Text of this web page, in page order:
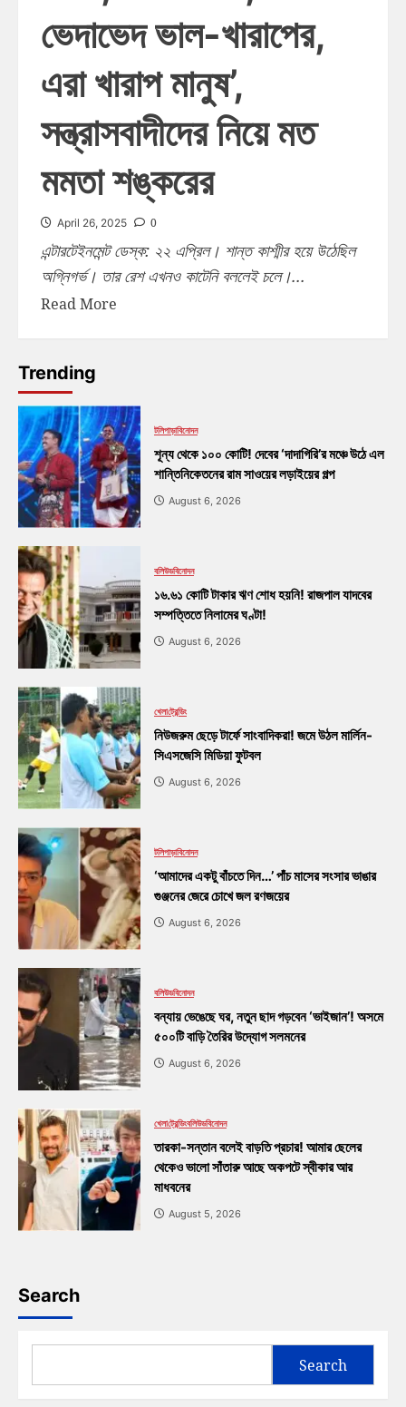
ভেদাভেদ ভাল-খারাপের,
এরা খারাপ মানুষ’,
সন্ত্রাসবাদীদের নিয়ে মত
মমতা শঙ্করের
April 26, 2025 0
এন্টারটেইনমেন্ট ডেস্ক: ২২ এপ্রিল। শান্ত কাশ্মীর হয়ে উঠেছিল
অগ্নিগর্ভ। তার রেশ এখনও কাটেনি বললেই চলে।...
Read More
Trending
টলিপাড়াবিনোদন
শূন্য থেকে ১০০ কোটি! দেবের ‘দাদাগিরি’র মঞ্চে উঠে এল
শান্তিনিকেতনের রাম সাওয়ের লড়াইয়ের গল্প
August 6, 2026
বলিউডবিনোদন
১৬.৬১ কোটি টাকার ঋণ শোধ হয়নি! রাজপাল যাদবের
সম্পত্তিতে নিলামের ঘণ্টা!
August 6, 2026
খেলাট্রেন্ডিং
নিউজরুম ছেড়ে টার্ফে সাংবাদিকরা! জমে উঠল মার্লিন-
সিএসজেসি মিডিয়া ফুটবল
August 6, 2026
টলিপাড়াবিনোদন
‘আমাদের একটু বাঁচতে দিন…’ পাঁচ মাসের সংসার ভাঙার
গুঞ্জনের জেরে চোখে জল রণজয়ের
August 6, 2026
বলিউডবিনোদন
বন্যায় ভেঙেছে ঘর, নতুন ছাদ গড়বেন ‘ভাইজান’! অসমে
৫০০টি বাড়ি তৈরির উদ্যোগ সলমনের
August 6, 2026
খেলাট্রেন্ডিংবলিউডবিনোদন
তারকা-সন্তান বলেই বাড়তি প্রচার! আমার ছেলের
থেকেও ভালো সাঁতারু আছে অকপটে স্বীকার আর
মাধবনের
August 5, 2026
Search
Search